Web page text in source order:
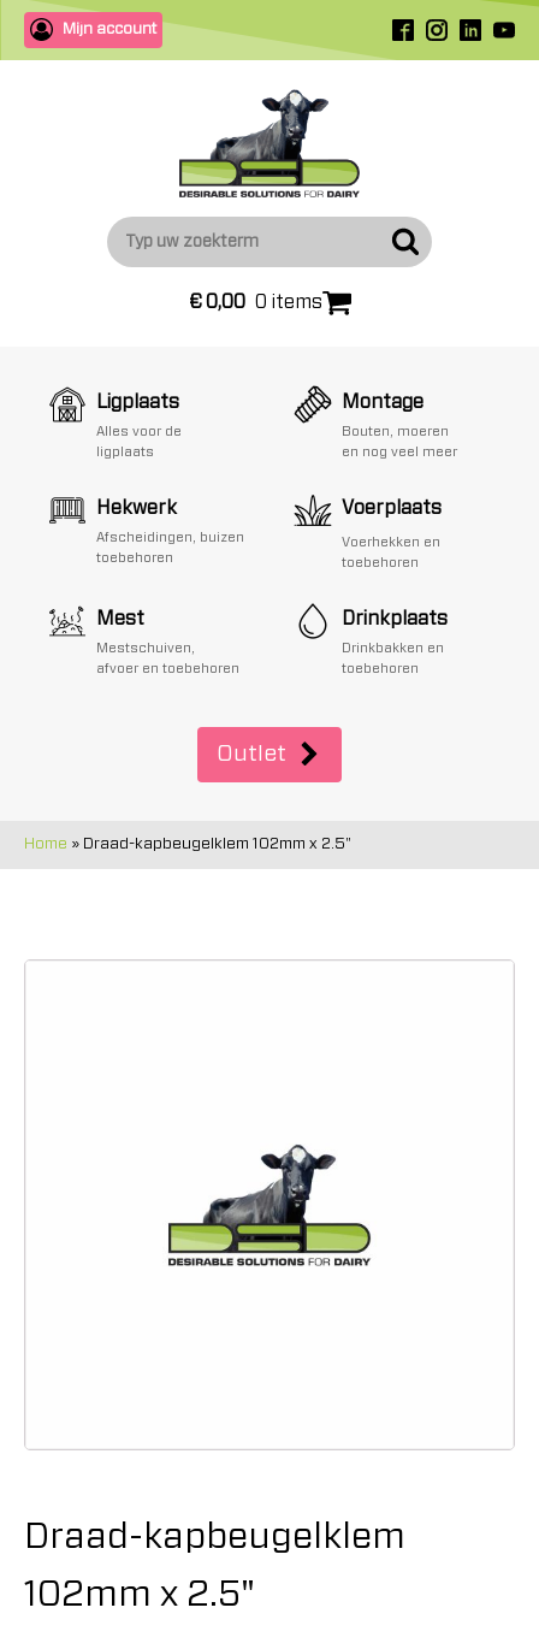
Mijn account
€0,00 0 items
Ligplaats
Alles voor de
ligplaats
Montage
Bouten, moeren
en nog veel meer
Hekwerk
Afscheidingen, buizen
toebehoren
Voerplaats
Voerhekken en
toebehoren
Mest
Mestschuiven,
afvoer en toebehoren
Drinkplaats
Drinkbakken en
toebehoren
Outlet
Home » Draad-kapbeugelklem 102mm x 2.5"
Draad-kapbeugelklem
102mm x 2.5"